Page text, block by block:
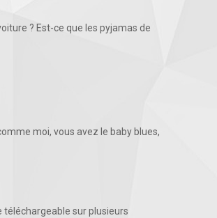
? Est-ce que les pyjamas de
moi, vous avez le baby blues,
téléchargeable sur plusieurs